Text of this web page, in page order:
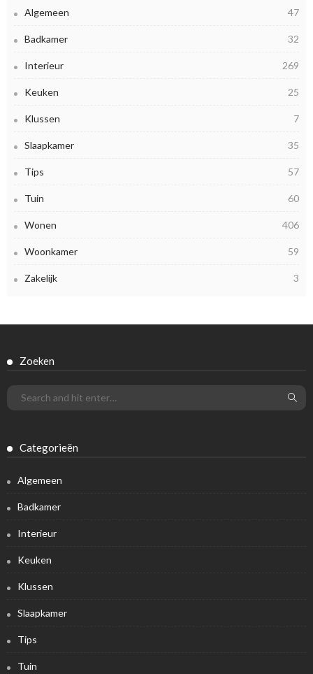
Algemeen 47
Badkamer 32
Interieur 269
Keuken 25
Klussen 7
Slaapkamer 35
Tips 57
Tuin 60
Wonen 406
Woonkamer 59
Zakelijk 3
Zoeken
Categorieën
Algemeen
Badkamer
Interieur
Keuken
Klussen
Slaapkamer
Tips
Tuin